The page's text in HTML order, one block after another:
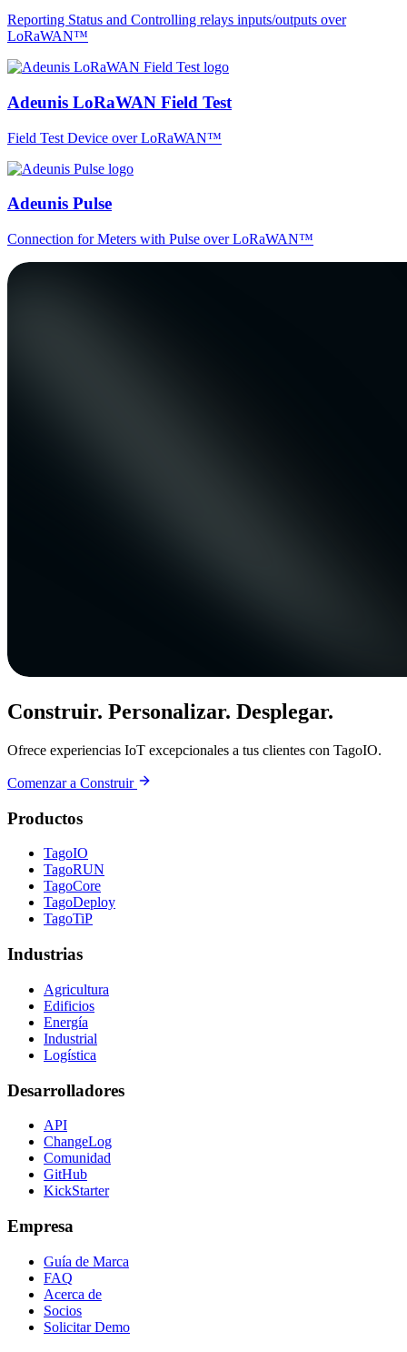
Reporting Status and Controlling relays inputs/outputs over
LoRaWAN™
Adeunis LoRaWAN Field Test
Field Test Device over LoRaWAN™
Adeunis Pulse
Connection for Meters with Pulse over LoRaWAN™
Construir. Personalizar. Desplegar.
Ofrece experiencias IoT excepcionales a tus clientes con TagoIO.
Comenzar a Construir
Productos
TagoIO
TagoRUN
TagoCore
TagoDeploy
TagoTiP
Industrias
Agricultura
Edificios
Energía
Industrial
Logística
Desarrolladores
API
ChangeLog
Comunidad
GitHub
KickStarter
Empresa
Guía de Marca
FAQ
Acerca de
Socios
Solicitar Demo